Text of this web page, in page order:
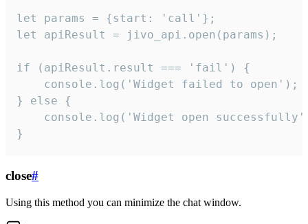
let params = {start: 'call'};
let apiResult = jivo_api.open(params);
if (apiResult.result === 'fail') {
    console.log('Widget failed to open');
} else {
console.log('Widget open
}
close#
Using this method you can minimize the chat window.